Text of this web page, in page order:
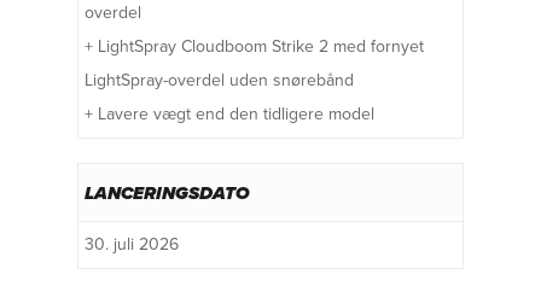
overdel
+ LightSpray Cloudboom Strike 2 med fornyet
LightSpray-overdel uden snørebånd
+ Lavere vægt end den tidligere model
LANCERINGSDATO
30. juli 2026